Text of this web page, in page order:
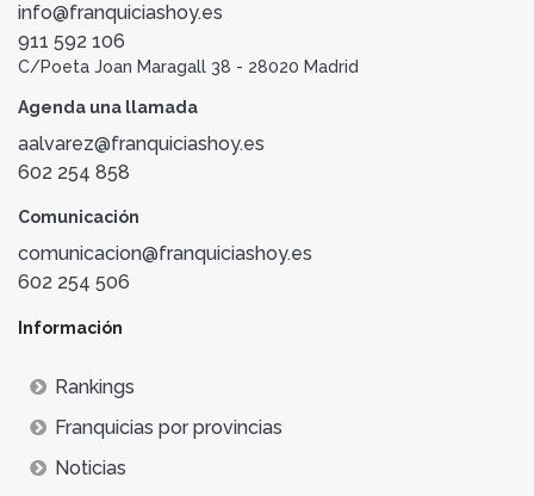
info@franquiciashoy.es
911 592 106
C/Poeta Joan Maragall 38 - 28020 Madrid
Agenda una llamada
aalvarez@franquiciashoy.es
602 254 858
Comunicación
comunicacion@franquiciashoy.es
602 254 506
Información
Rankings
Franquicias por provincias
Noticias